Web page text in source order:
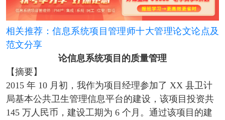
相关推荐：信息系统项目管理师十大管理论文论点及
范文分享
论信息系统项目的质量管理
【摘要】
2015 年 10 月初，我作为项目经理参加了 XX 县卫计
局基本公共卫生管理信息平台的建设，该项目投资共
145 万人民币，建设工期为 6 个月。通过该项目的建